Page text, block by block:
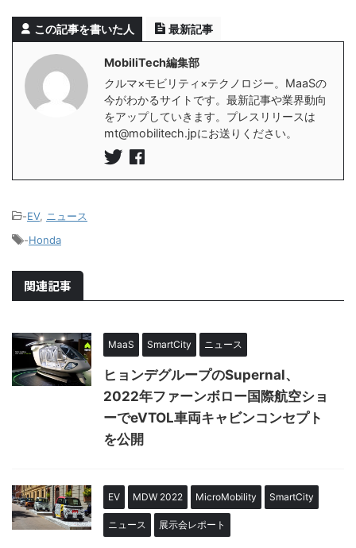
この記事を書いた人 最新記事
MobiliTech編集部
クルマ×モビリティ×テクノロジー。MaaSの
今がわかるサイトです。最新記事や業界動向
をアップしていきます。プレスリリースは
mt@mobilitech.jpにお送りください。
-EV, ニュース
-Honda
関連記事
MaaS SmartCity ニュース
ヒョンデグループのSupernal、
2022年ファーンボロー国際航空ショ
ーでeVTOL車両キャビンコンセプト
を公開
EV MDW 2022 MicroMobility SmartCity
ニュース 展示会レポート